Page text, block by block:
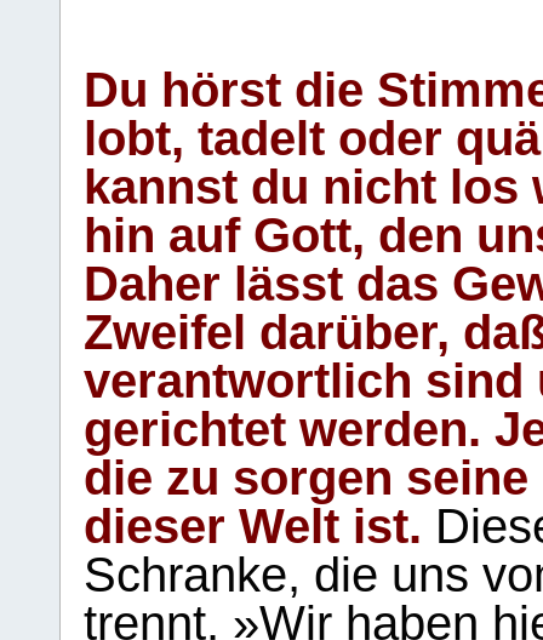
Du hörst die
lobt, tadelt oder
kannst du nicht los
hin auf Gott, den
Daher lässt das
Zweifel darüber,
verantwortlich sind
gerichtet werden.
die zu sorgen
dieser Welt ist.
Schranke, die uns
trennt. »Wir haben